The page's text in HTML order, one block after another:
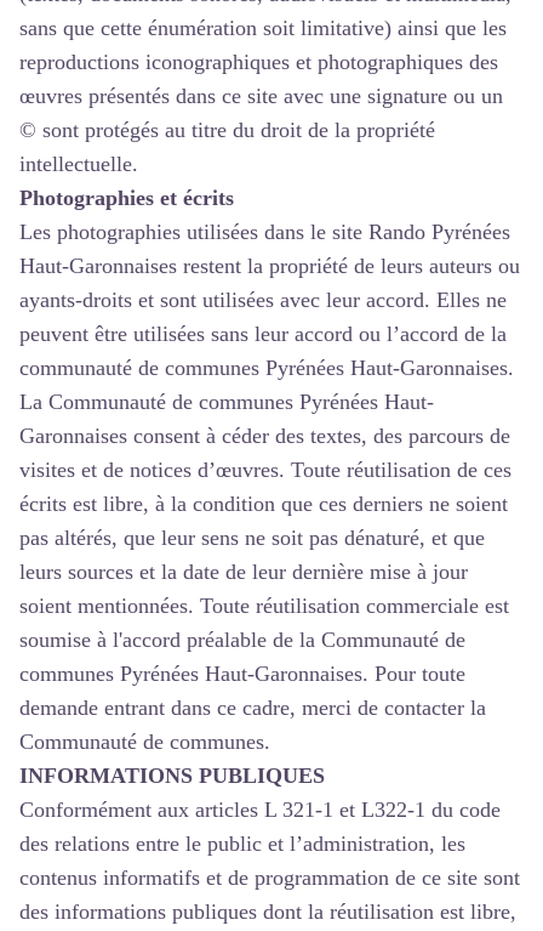
sans que cette énumération soit limitative) ainsi que les
reproductions iconographiques et photographiques des
œuvres présentés dans ce site avec une signature ou un
© sont protégés au titre du droit de la propriété
intellectuelle.
Photographies et écrits
Les photographies utilisées dans le site Rando Pyrénées
Haut-Garonnaises restent la propriété de leurs auteurs ou
ayants-droits et sont utilisées avec leur accord. Elles ne
peuvent être utilisées sans leur accord ou l’accord de la
communauté de communes Pyrénées Haut-Garonnaises.
La Communauté de communes Pyrénées Haut-
Garonnaises consent à céder des textes, des parcours de
visites et de notices d’œuvres. Toute réutilisation de ces
écrits est libre, à la condition que ces derniers ne soient
pas altérés, que leur sens ne soit pas dénaturé, et que
leurs sources et la date de leur dernière mise à jour
soient mentionnées. Toute réutilisation commerciale est
soumise à l'accord préalable de la Communauté de
communes Pyrénées Haut-Garonnaises. Pour toute
demande entrant dans ce cadre, merci de contacter la
Communauté de communes.
INFORMATIONS PUBLIQUES
Conformément aux articles L 321-1 et L322-1 du code
des relations entre le public et l’administration, les
contenus informatifs et de programmation de ce site sont
des informations publiques dont la réutilisation est libre,